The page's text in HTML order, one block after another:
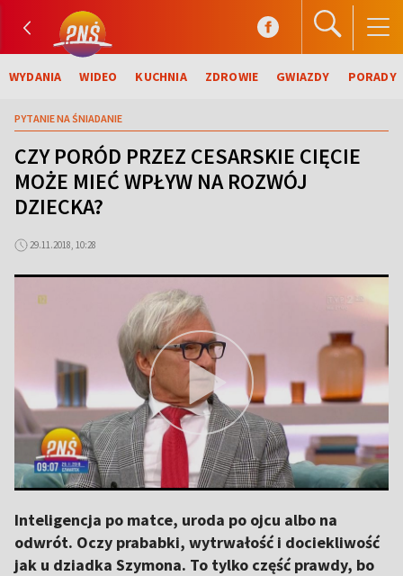
WYDANIA WIDEO KUCHNIA ZDROWIE GWIAZDY PORADY
PYTANIE NA ŚNIADANIE
CZY PORÓD PRZEZ CESARSKIE CIĘCIE
MOŻE MIEĆ WPŁYW NA ROZWÓJ
DZIECKA?
29.11.2018, 10:28
Inteligencja po matce, uroda po ojcu albo na
odwrót. Oczy prababki, wytrwałość i dociekliwość
jak u dziadka Szymona. To tylko część prawdy, bo